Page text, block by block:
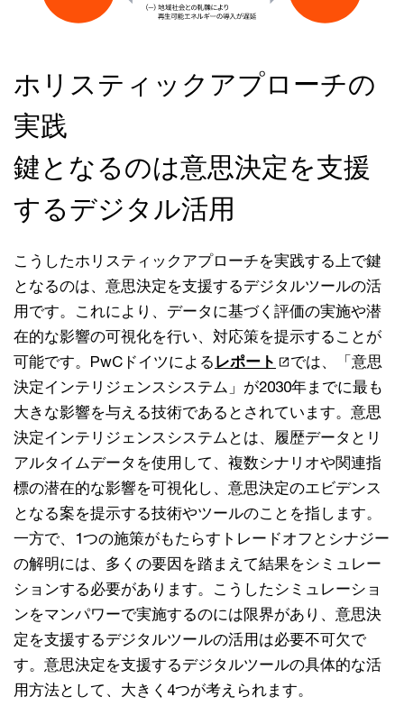
ホリスティックアプローチの
実践
鍵となるのは意思決定を支援
するデジタル活用
こうしたホリスティックアプローチを実践する上で鍵
となるのは、意思決定を支援するデジタルツールの活
用です。これにより、データに基づく評価の実施や潜
在的な影響の可視化を行い、対応策を提示することが
可能です。PwCドイツによる レポート
では、「意思
決定インテリジェンスシステム」が2030年までに最も
大きな影響を与える技術であるとされています。意思
決定インテリジェンスシステムとは、履歴データとリ
アルタイムデータを使用して、複数シナリオや関連指
標の潜在的な影響を可視化し、意思決定のエビデンス
となる案を提示する技術やツールのことを指します。
一方で、1つの施策がもたらすトレードオフとシナジー
の解明には、多くの要因を踏まえて結果をシミュレー
ションする必要があります。こうしたシミュレーショ
ンをマンパワーで実施するのには限界があり、意思決
定を支援するデジタルツールの活用は必要不可欠で
す。意思決定を支援するデジタルツールの具体的な活
用方法として、大きく4つが考えられます。